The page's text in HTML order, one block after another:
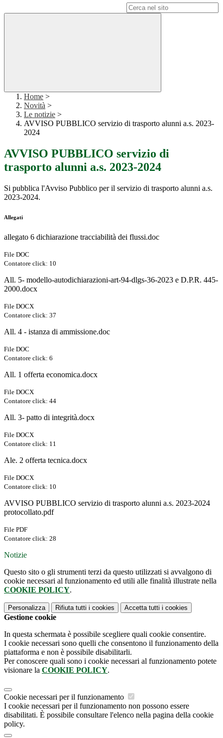
Home >
Novità >
Le notizie >
AVVISO PUBBLICO servizio di trasporto alunni a.s. 2023-
2024
AVVISO PUBBLICO servizio di
trasporto alunni a.s. 2023-2024
Si pubblica l'Avviso Pubblico per il servizio di trasporto alunni a.s.
2023-2024.
Allegati
allegato 6 dichiarazione tracciabilità dei flussi.doc
File DOC
Contatore click: 10
All. 5- modello-autodichiarazioni-art-94-dlgs-36-2023 e D.P.R. 445-
2000.docx
File DOCX
Contatore click: 37
All. 4 - istanza di ammissione.doc
File DOC
Contatore click: 6
All. 1 offerta economica.docx
File DOCX
Contatore click: 44
All. 3- patto di integrità.docx
File DOCX
Contatore click: 11
Ale. 2 offerta tecnica.docx
File DOCX
Contatore click: 10
AVVISO PUBBLICO servizio di trasporto alunni a.s. 2023-2024
protocollato.pdf
File PDF
Contatore click: 28
Notizie
Questo sito o gli strumenti terzi da questo utilizzati si avvalgono di
cookie necessari al funzionamento ed utili alle finalità illustrate nella
COOKIE POLICY.
Personalizza Rifiuta tutti i cookies Accetta tutti i cookies
Gestione cookie
In questa schermata è possibile scegliere quali cookie consentire.
I cookie necessari sono quelli che consentono il funzionamento della
piattaforma e non è possibile disabilitarli.
Per conoscere quali sono i cookie necessari al funzionamento potete
visionare la COOKIE POLICY.
Cookie necessari per il funzionamento
I cookie necessari per il funzionamento non possono essere
disabilitati. È possibile consultare l'elenco nella pagina della cookie
policy.